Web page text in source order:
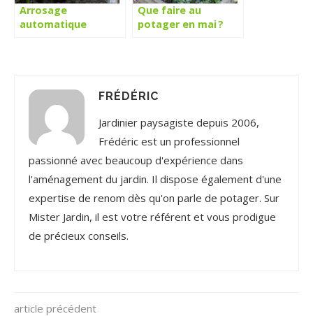
Arrosage
automatique
Que faire au
potager en mai ?
FRÉDÉRIC
Jardinier paysagiste depuis 2006,
Frédéric est un professionnel
passionné avec beaucoup d'expérience dans
l'aménagement du jardin. Il dispose également d'une
expertise de renom dès qu'on parle de potager. Sur
Mister Jardin, il est votre référent et vous prodigue
de précieux conseils.
article précédent